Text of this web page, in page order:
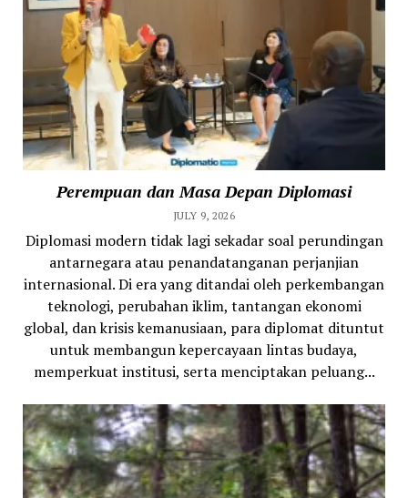
Perempuan dan Masa Depan Diplomasi
JULY 9, 2026
Diplomasi modern tidak lagi sekadar soal perundingan
antarnegara atau penandatanganan perjanjian
internasional. Di era yang ditandai oleh perkembangan
teknologi, perubahan iklim, tantangan ekonomi
global, dan krisis kemanusiaan, para diplomat dituntut
untuk membangun kepercayaan lintas budaya,
memperkuat institusi, serta menciptakan peluang...